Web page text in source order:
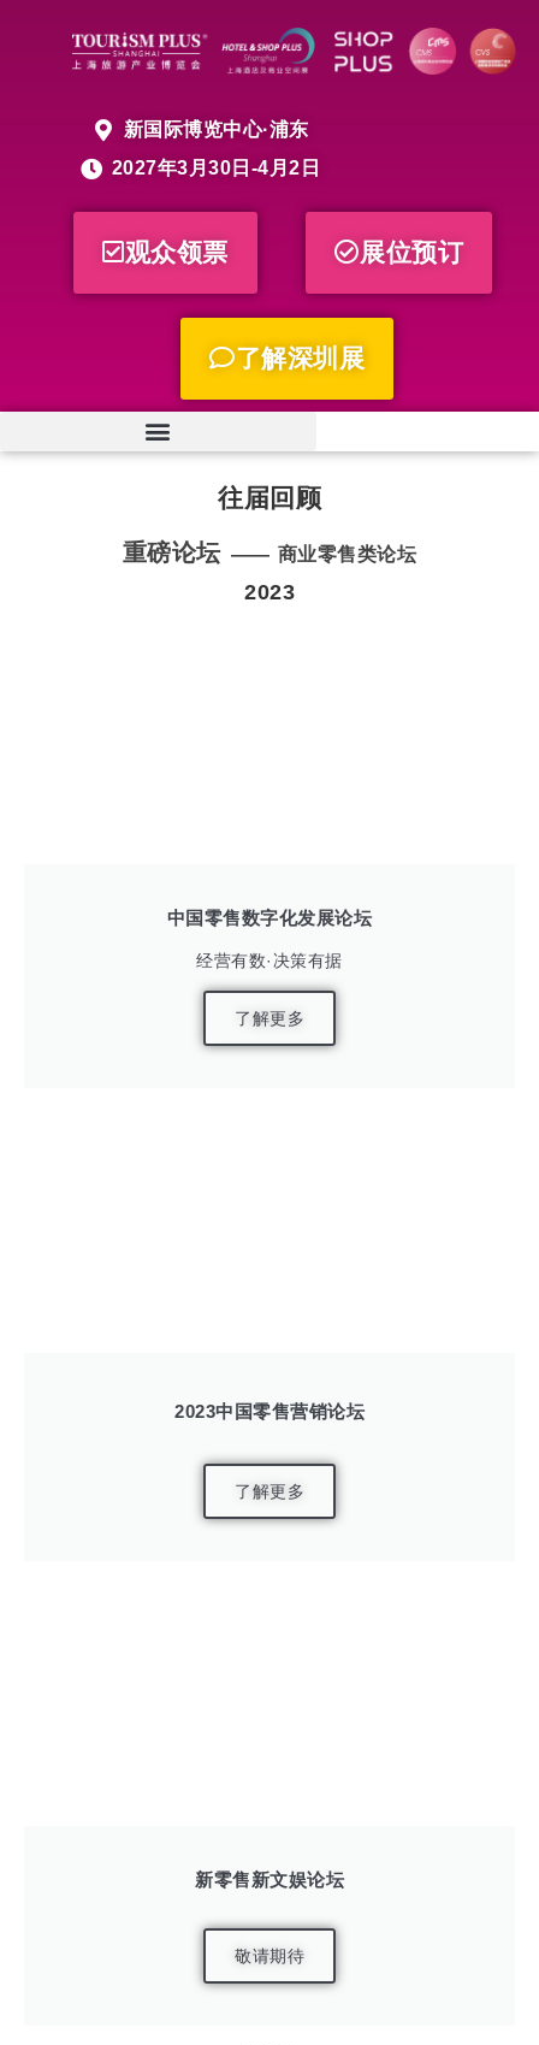
新国际博览中心·浦东
2027年3月30日-4月2日
观众领票 展位预订
了解深圳展
往届回顾
重磅论坛 —— 商业零售类论坛
2023
中国零售数字化发展论坛
经营有数·决策有据
了解更多
2023中国零售营销论坛
了解更多
新零售新文娱论坛
敬请期待